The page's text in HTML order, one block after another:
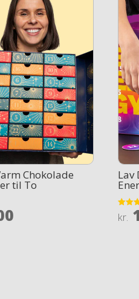
Chokolade
til To
Lav
Rated
4.4
kr.